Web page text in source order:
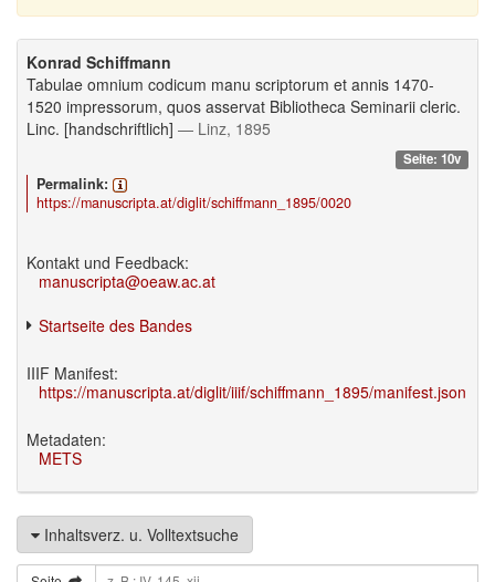
Konrad Schiffmann
Tabulae omnium codicum manu scriptorum et annis 1470-
1520 impressorum, quos asservat Bibliotheca Seminarii cleric.
Linc. [handschriftlich] — Linz, 1895
Seite: 10v
Permalink:
https://manuscripta.at/diglit/schiffmann_1895/0020
Kontakt und Feedback:
manuscripta@oeaw.ac.at
Startseite des Bandes
IIIF Manifest:
https://manuscripta.at/diglit/iiif/schiffmann_1895/manifest.json
Metadaten:
METS
Inhaltsverz. u. Volltextsuche